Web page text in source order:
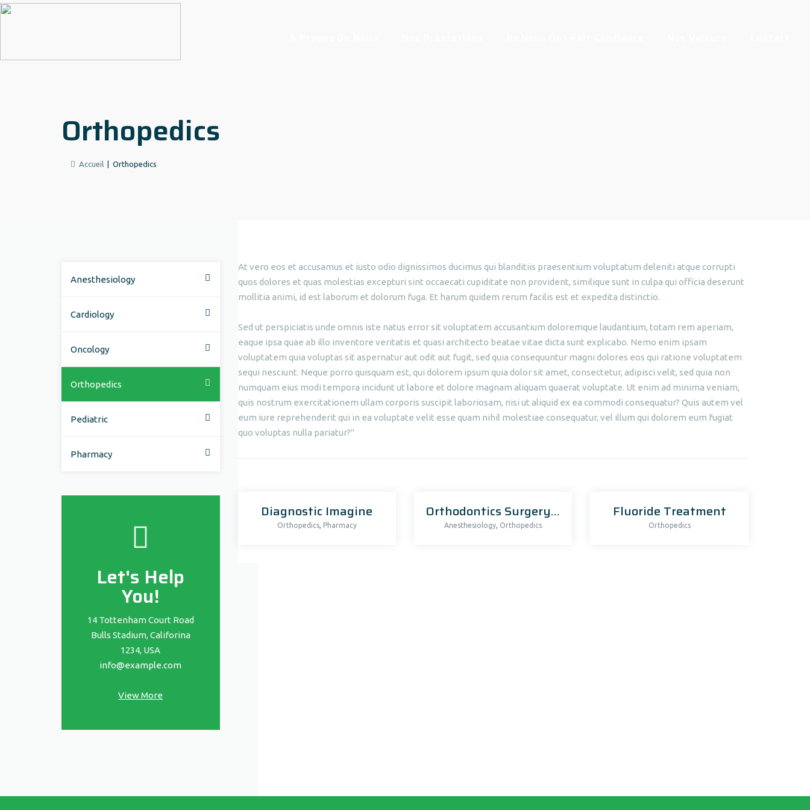
Orthopedics
Accueil Orthopedics
At vero eos et accusamus et iusto odio dignissimos ducimus qui blanditiis praesentium voluptatum deleniti atque corrupti
quos dolores et quas molestias excepturi sint occaecati cupiditate non provident, similique sunt in culpa qui officia deserunt
mollitia animi, id est laborum et dolorum fuga. Et harum quidem rerum facilis est et expedita distinctio.
Sed ut perspiciatis unde omnis iste natus error sit voluptatem accusantium doloremque laudantium, totam rem aperiam,
eaque ipsa quae ab illo inventore veritatis et quasi architecto beatae vitae dicta sunt explicabo. Nemo enim ipsam
voluptatem quia voluptas sit aspernatur aut odit aut fugit, sed quia consequuntur magni dolores eos qui ratione voluptatem
sequi nesciunt. Neque porro quisquam est, qui dolorem ipsum quia dolor sit amet, consectetur, adipisci velit, sed quia non
numquam eius modi tempora incidunt ut labore et dolore magnam aliquam quaerat voluptate. Ut enim ad minima veniam,
quis nostrum exercitationem ullam corporis suscipit laboriosam, nisi ut aliquid ex ea commodi consequatur? Quis autem vel
eum iure reprehenderit qui in ea voluptate velit esse quam nihil molestiae consequatur, vel illum qui dolorem eum fugiat
quo voluptas nulla pariatur?"
Diagnostic Imagine
Orthopedics, Pharmacy
Orthodontics Surgery & Transplants
Anesthesiology, Orthopedics
Fluoride Treatment
Orthopedics
Anesthesiology
Cardiology
Oncology
Orthopedics
Pediatric
Pharmacy
Let's Help
You!
14 Tottenham Court Road
Bulls Stadium, Califorina
1234, USA
info@example.com
View More